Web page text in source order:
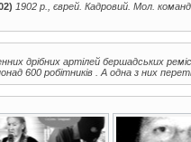
1902 р., єврей. Кадровий. Мол.
дрібних артілей бершадських
600 робітників . А одна з них